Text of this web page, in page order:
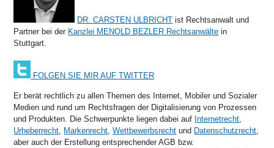
DR. CARSTEN ULBRICHT ist Rechtsanwalt und
Partner bei der Kanzlei MENOLD BEZLER Rechtsanwälte in
Stuttgart.
FOLGEN SIE MIR AUF TWITTER
Er berät rechtlich zu allen Themen des Internet, Mobiler und Sozialer
Medien und rund um Rechtsfragen der Digitalisierung von Prozessen
und Produkten. Die Schwerpunkte liegen dabei auf Internetrecht
Urheberrecht
Markenrecht ,Wettbewerbsrecht und Datenschutzrecht
aber auch der Erstellung entsprechender AGB bzw.